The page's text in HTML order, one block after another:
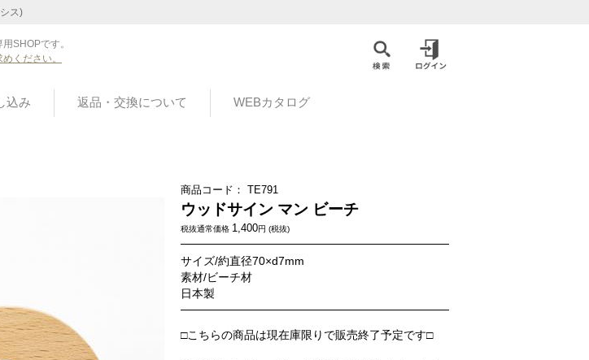
ス)
SHOPです。
ください。
込み 返品・交換について WEBカタログ
商品コード： TE791
ウッドサイン マン ビーチ
税抜通常価格 1,400円 (税抜)
サイズ/約直径70×d7mm
素材/ビーチ材
日本製
□こちらの商品は現在庫限りで販売終了予定です□